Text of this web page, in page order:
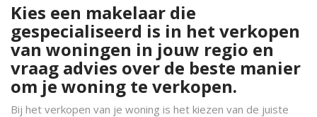
Kies een makelaar die
gespecialiseerd is in het verkopen
van woningen in jouw regio en
vraag advies over de beste manier
om je woning te verkopen.
Bij het verkopen van je woning is het kiezen van de juiste